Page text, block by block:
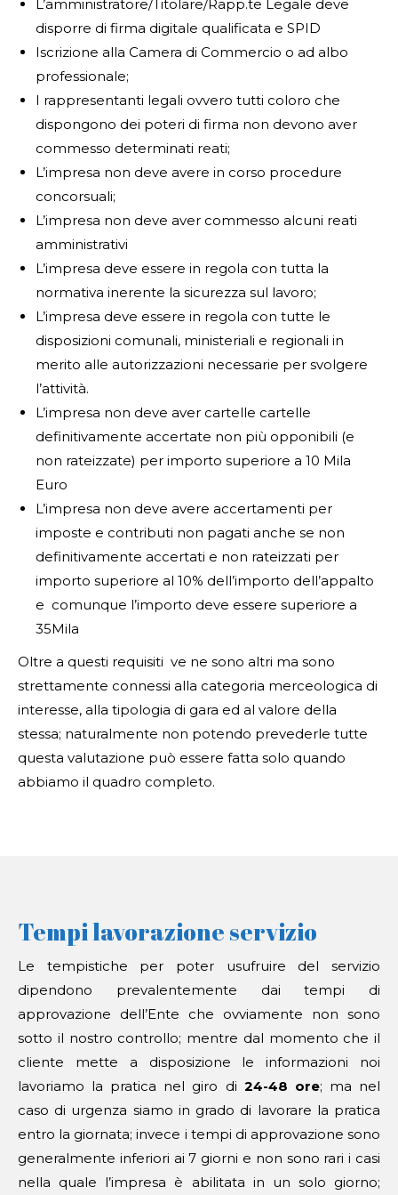
L’amministratore/Titolare/Rapp.te Legale deve
disporre di firma digitale qualificata e SPID
Iscrizione alla Camera di Commercio o ad albo
professionale;
I rappresentanti legali ovvero tutti coloro che
dispongono dei poteri di firma non devono aver
commesso determinati reati;
L’impresa non deve avere in corso procedure
concorsuali;
L’impresa non deve aver commesso alcuni reati
amministrativi
L’impresa deve essere in regola con tutta la
normativa inerente la sicurezza sul lavoro;
L’impresa deve essere in regola con tutte le
disposizioni comunali, ministeriali e regionali in
merito alle autorizzazioni necessarie per svolgere
l’attività.
L’impresa non deve aver cartelle cartelle
definitivamente accertate non più opponibili (e
non rateizzate) per importo superiore a 10 Mila
Euro
L’impresa non deve avere accertamenti per
imposte e contributi non pagati anche se non
definitivamente accertati e non rateizzati per
importo superiore al 10% dell’importo dell’appalto
e comunque l’importo deve essere superiore a
35Mila
Oltre a questi requisiti ve ne sono altri ma sono
strettamente connessi alla categoria merceologica di
interesse, alla tipologia di gara ed al valore della
stessa; naturalmente non potendo prevederle tutte
questa valutazione può essere fatta solo quando
abbiamo il quadro completo.
Tempi lavorazione servizio
Le tempistiche per poter usufruire del servizio
dipendono prevalentemente dai tempi di
approvazione dell’Ente che ovviamente non sono
sotto il nostro controllo; mentre dal momento che il
cliente mette a disposizione le informazioni noi
lavoriamo la pratica nel giro di 24-48 ore; ma nel
caso di urgenza siamo in grado di lavorare la pratica
entro la giornata; invece i tempi di approvazione sono
generalmente inferiori ai 7 giorni e non sono rari i casi
nella quale l’impresa è abilitata in un solo giorno;